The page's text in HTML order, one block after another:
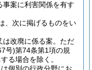
事案に利害関係を有す
、次に掲げるものをい
改廃に係る案。 ただ
号)第74条第1項の規
る場合を除く。